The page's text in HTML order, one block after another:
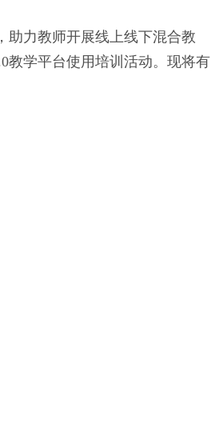
助力教师开展线上线下混合教
教学平台使用培训活动。现将有